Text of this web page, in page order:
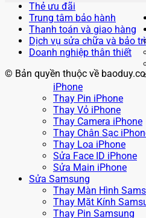
Thẻ ưu đãi
Trung tâm bảo hành
Thanh toán và giao hàng
Dịch vụ sửa chữa và bảo trì
Doanh nghiệp thân thiết
© Bản quyền thuộc về
iPhone
Thay Pin iPhone
Thay Vỏ iPhone
Thay Camera iPhone
Thay Chân Sạc
Thay Loa iPhone
Sửa Face ID iPhone
Sửa Main iPhone
Sửa Samsung
Thay Màn Hình
Thay Mặt Kính
Thay Pin Samsung